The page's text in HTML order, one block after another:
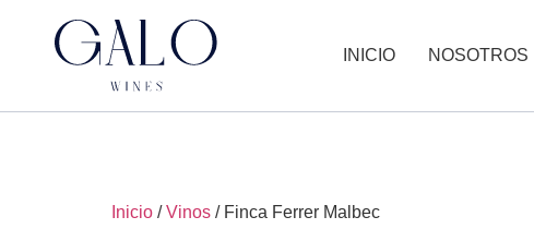
INICIO NOSOTROS
Inicio / Vinos / Finca Ferrer Malbec